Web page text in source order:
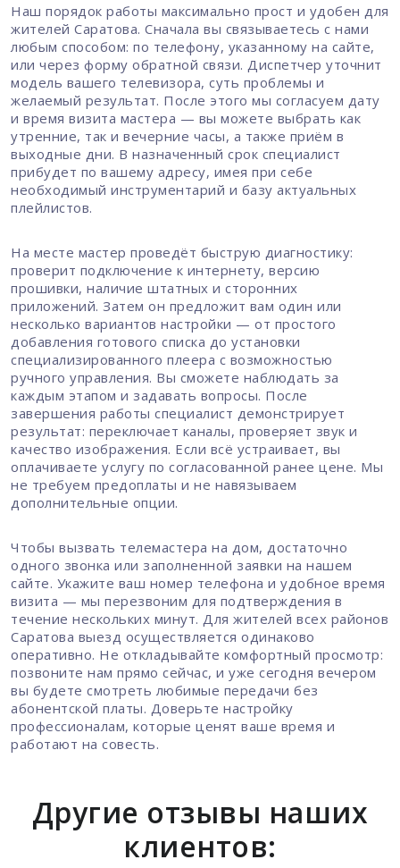
Наш порядок работы максимально прост и удобен для
жителей Саратова. Сначала вы связываетесь с нами
любым способом: по телефону, указанному на сайте,
или через форму обратной связи. Диспетчер уточнит
модель вашего телевизора, суть проблемы и
желаемый результат. После этого мы согласуем дату
и время визита мастера — вы можете выбрать как
утренние, так и вечерние часы, а также приём в
выходные дни. В назначенный срок специалист
прибудет по вашему адресу, имея при себе
необходимый инструментарий и базу актуальных
плейлистов.
На месте мастер проведёт быструю диагностику:
проверит подключение к интернету, версию
прошивки, наличие штатных и сторонних
приложений. Затем он предложит вам один или
несколько вариантов настройки — от простого
добавления готового списка до установки
специализированного плеера с возможностью
ручного управления. Вы сможете наблюдать за
каждым этапом и задавать вопросы. После
завершения работы специалист демонстрирует
результат: переключает каналы, проверяет звук и
качество изображения. Если всё устраивает, вы
оплачиваете услугу по согласованной ранее цене. Мы
не требуем предоплаты и не навязываем
дополнительные опции.
Чтобы вызвать телемастера на дом, достаточно
одного звонка или заполненной заявки на нашем
сайте. Укажите ваш номер телефона и удобное время
визита — мы перезвоним для подтверждения в
течение нескольких минут. Для жителей всех районов
Саратова выезд осуществляется одинаково
оперативно. Не откладывайте комфортный просмотр:
позвоните нам прямо сейчас, и уже сегодня вечером
вы будете смотреть любимые передачи без
абонентской платы. Доверьте настройку
профессионалам, которые ценят ваше время и
работают на совесть.
Другие отзывы наших
клиентов: